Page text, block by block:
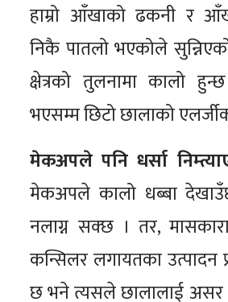
हाम्रो आँखाको ढकनी र
निकै पातलो भएकोले
क्षेत्रको तुलनामा कालो
भएसम्म छिटो छालाको
मेकअपले पनि धर्सा
मेकअपले कालो धब्बा
नलाग्न सक्छ । तर,
कन्सिलर लगायतका उत्पादन
छ भने त्यसले छालालाई असर